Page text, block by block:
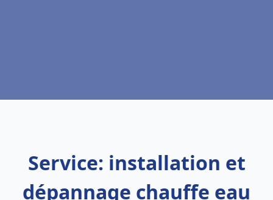
Service: installation et
dépannage chauffe eau